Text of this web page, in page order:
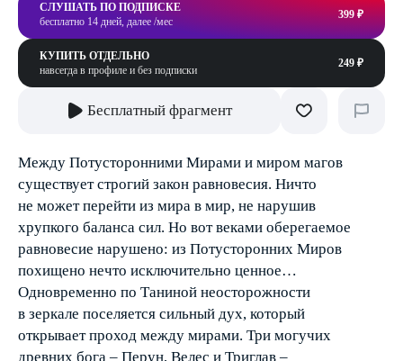
СЛУШАТЬ ПО ПОДПИСКЕ
бесплатно 14 дней, далее /мес
399 ₽
КУПИТЬ ОТДЕЛЬНО
навсегда в профиле и без подписки
249 ₽
Бесплатный фрагмент
Между Потусторонними Мирами и миром магов
существует строгий закон равновесия. Ничто
не может перейти из мира в мир, не нарушив
хрупкого баланса сил. Но вот веками оберегаемое
равновесие нарушено: из Потусторонних Миров
похищено нечто исключительно ценное…
Одновременно по Таниной неосторожности
в зеркале поселяется сильный дух, который
открывает проход между мирами. Три могучих
древних бога – Перун, Велес и Триглав –